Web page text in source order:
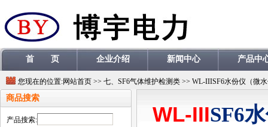
首 页 企业介绍 新闻中心 产品中
您现在的位置:网站首页 >> 七、 SF6气体维护检测类 >> WL-IIISF6水份仪（微
商品搜索
产品搜索: WL-IIISF6